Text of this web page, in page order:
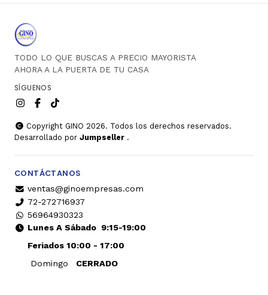
TODO LO QUE BUSCAS A PRECIO MAYORISTA
AHORA A LA PUERTA DE TU CASA
SÍGUENOS
Copyright GINO 2026. Todos los derechos reservados.
Desarrollado por Jumpseller .
CONTÁCTANOS
ventas@ginoempresas.com
72-272716937
56964930323
Lunes A Sábado9:15-19:00
Feriados 10:00 - 17:00
Domingo
CERRADO